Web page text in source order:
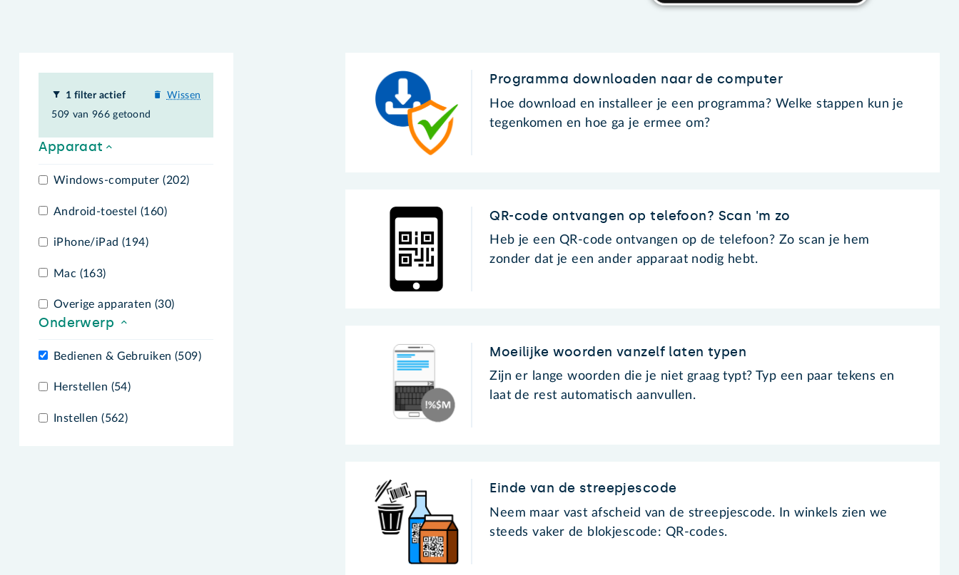
1 filter actief
509 van 966 getoond
Wissen
Apparaat
Windows-computer (202)
Android-toestel (160)
iPhone/iPad (194)
Mac (163)
Overige apparaten (30)
Onderwerp
Bedienen & Gebruiken (509)
Herstellen (54)
Instellen (562)
Programma downloaden naar de computer
Hoe download en installeer je een programma? Welke stappen kun je
tegenkomen en hoe ga je ermee om?
QR-code ontvangen op telefoon? Scan 'm zo
Heb je een QR-code ontvangen op de telefoon? Zo scan je hem
zonder dat je een ander apparaat nodig hebt.
Moeilijke woorden vanzelf laten typen
Zijn er lange woorden die je niet graag typt? Typ een paar tekens en
laat de rest automatisch aanvullen.
Einde van de streepjescode
Neem maar vast afscheid van de streepjescode. In winkels zien we
steeds vaker de blokjescode: QR-codes.